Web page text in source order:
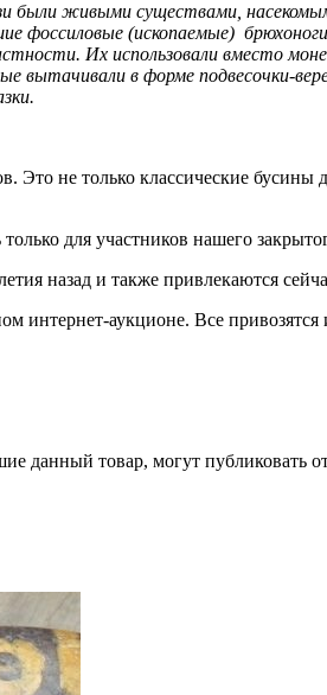
были живыми существами,
фоссиловые (ископаемые)
Их использовали вместо
вытачивали в форме подвесочки-
Это не только классические
для участников нашего
назад и также привлекаются
интернет-аукционе. Все
данный товар, могут публиковать